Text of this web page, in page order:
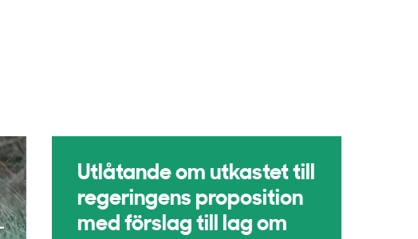
Utlåtande om utkastet till
regeringens proposition
med förslag till lag om